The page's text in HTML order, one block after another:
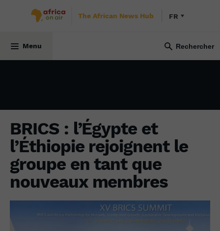
The African News Hub FR
Menu
BRICS : l’Égypte et
l’Éthiopie rejoignent le
groupe en tant que
nouveaux membres